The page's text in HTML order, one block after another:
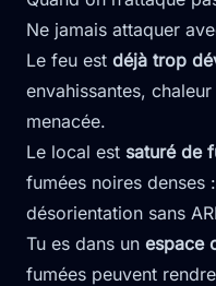
Ne jamais attaquer
Le feu est déjà trop
envahissantes,
menacée.
Le local est saturé de
fumées noires denses
désorientation sans
Tu es dans un espace
fumées peuvent